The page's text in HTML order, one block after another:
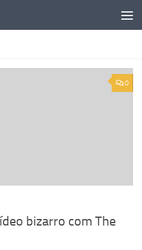
0
bizarro com The